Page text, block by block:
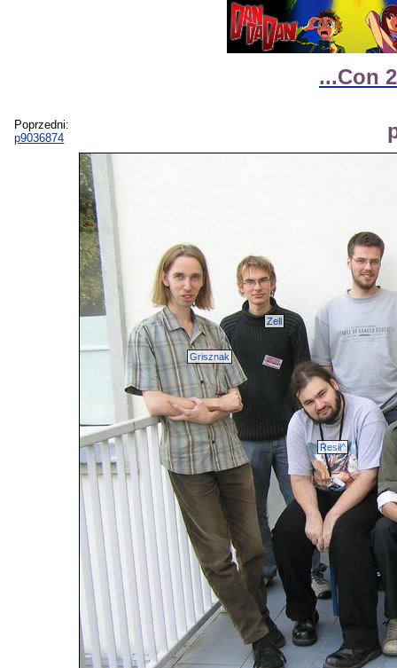
...Con
Poprzedni:
p9036874
Grisznak
Resil^
Zell